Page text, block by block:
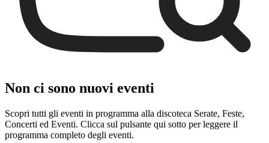
Non ci sono nuovi eventi
Scopri tutti gli eventi in programma alla discoteca Serate, Feste,
Concerti ed Eventi. Clicca sul pulsante qui sotto per leggere il
programma completo degli eventi.